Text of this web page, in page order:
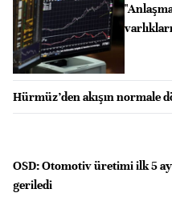
Hürmüz’den akışın normale
OSD: Otomotiv üretimi ilk 5
geriledi